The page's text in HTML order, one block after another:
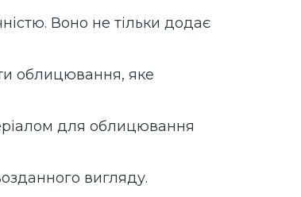
Воно не тільки додає
облицювання, яке
для облицювання
вигляду.